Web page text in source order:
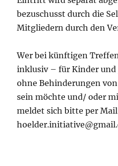
bezuschusst durch die
Mitgliedern durch den
Wer bei künftigen
inklusiv – für Kinder und
ohne Behinderungen von
sein möchte und/ oder
meldet sich bitte per